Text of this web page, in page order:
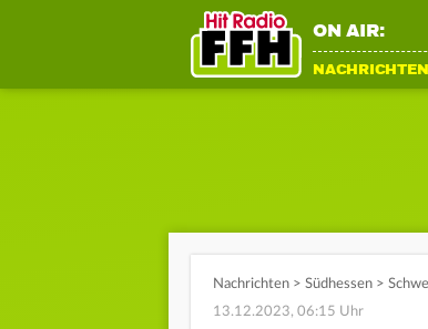
ON AIR:
NACHRICHTEN
Nachrichten > Südhessen >
13.12.2023, 06:15 Uhr